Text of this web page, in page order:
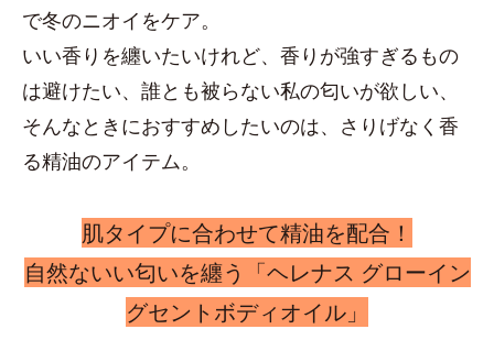
で冬のニオイをケア。
いい香りを纏いたいけれど、香りが強すぎるもの
は避けたい、誰とも被らない私の匂いが欲しい、
そんなときにおすすめしたいのは、さりげなく香
る精油のアイテム。
肌タイプに合わせて精油を配合！
自然ないい匂いを纏う「ヘレナス グローイン
グセントボディオイル」